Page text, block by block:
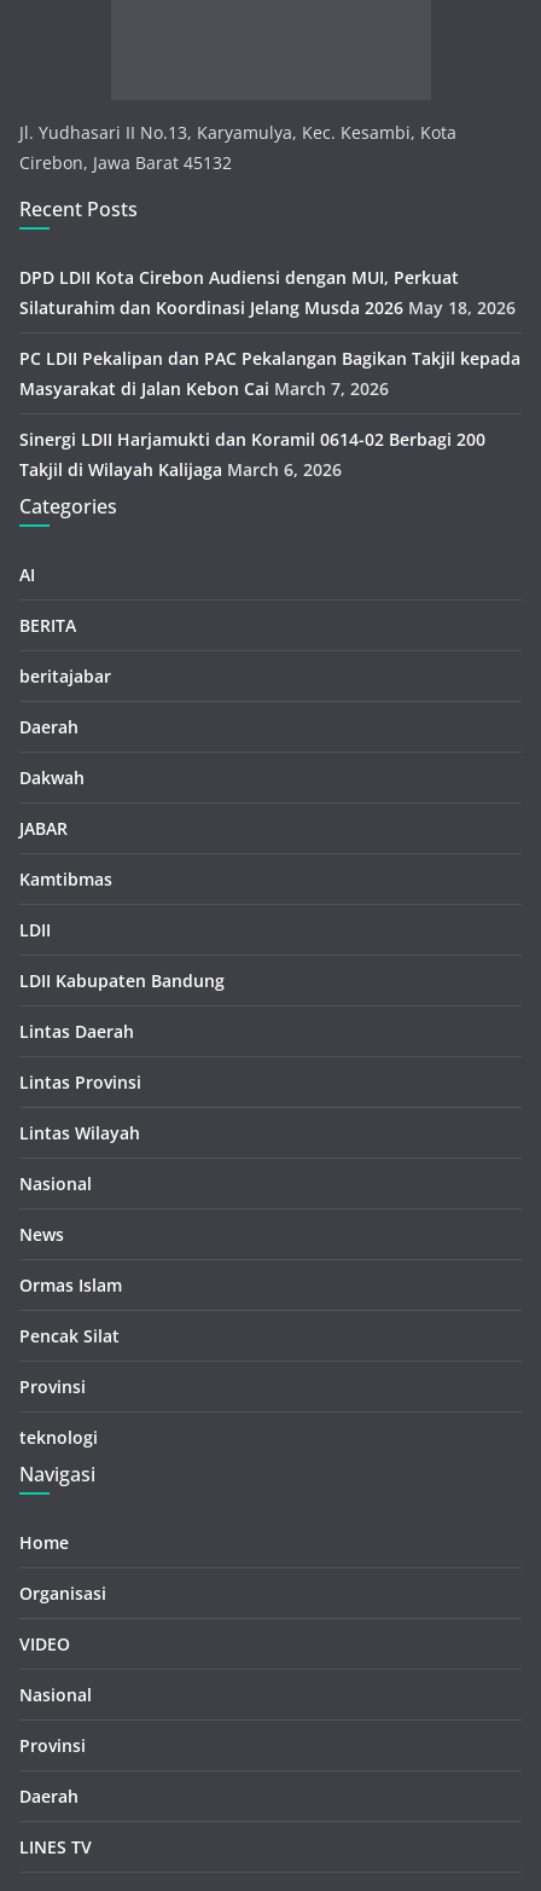
Jl. Yudhasari II No.13, Karyamulya, Kec. Kesambi, Kota
Cirebon, Jawa Barat 45132
Recent Posts
DPD LDII Kota Cirebon Audiensi dengan MUI, Perkuat
Silaturahim dan Koordinasi Jelang Musda 2026 May 18, 2026
PC LDII Pekalipan dan PAC Pekalangan Bagikan Takjil kepada
Masyarakat di Jalan Kebon Cai March 7, 2026
Sinergi LDII Harjamukti dan Koramil 0614-02 Berbagi 200
Takjil di Wilayah Kalijaga March 6, 2026
Categories
AI
BERITA
beritajabar
Daerah
Dakwah
JABAR
Kamtibmas
LDII
LDII Kabupaten Bandung
Lintas Daerah
Lintas Provinsi
Lintas Wilayah
Nasional
News
Ormas Islam
Pencak Silat
Provinsi
teknologi
Navigasi
Home
Organisasi
VIDEO
Nasional
Provinsi
Daerah
LINES TV